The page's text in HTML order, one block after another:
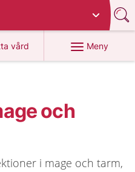
vård
1177.se
Meny
och
i mage och tarm,